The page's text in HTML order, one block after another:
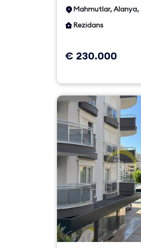
Mahmutlar, Alanya,
Rezidans
€ 230.000